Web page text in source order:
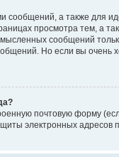
сообщений, а также для
просмотра тем, а
сообщений
Но если вы очень
почтовую форму
электронных адресов